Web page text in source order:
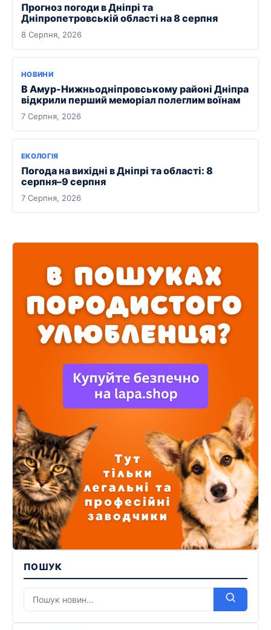
Прогноз погоди в Дніпрі та
Дніпропетровській області на 8 серпня
8 Серпня, 2026
НОВИНИ
В Амур-Нижньодніпровському районі Дніпра
відкрили перший меморіал полеглим воїнам
7 Серпня, 2026
ЕКОЛОГІЯ
Погода на вихідні в Дніпрі та області: 8
серпня–9 серпня
7 Серпня, 2026
ПОШУК